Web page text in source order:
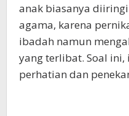
anak biasanya
agama, karena
ibadah namun
yang terlibat. Soal
perhatian dan